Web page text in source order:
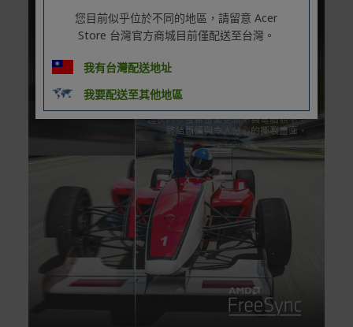
您目前似乎位於不同的地區，請留意 Acer
Store 台灣官方商城目前僅配送至台灣。
我有台灣配送地址
我要配送至其他地區